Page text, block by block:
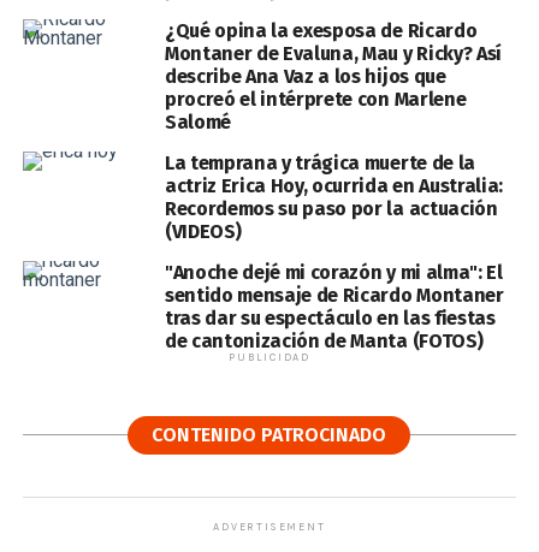
¿Qué opina la exesposa de Ricardo
Montaner de Evaluna, Mau y Ricky? Así
describe Ana Vaz a los hijos que
procreó el intérprete con Marlene
Salomé
La temprana y trágica muerte de la
actriz Erica Hoy, ocurrida en Australia:
Recordemos su paso por la actuación
(VIDEOS)
"Anoche dejé mi corazón y mi alma": El
sentido mensaje de Ricardo Montaner
tras dar su espectáculo en las fiestas
de cantonización de Manta (FOTOS)
PUBLICIDAD
CONTENIDO PATROCINADO
ADVERTISEMENT